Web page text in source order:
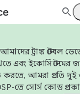
ট্রাঙ্ক স্টেবল
এবং ইকোসিস্টেমের
করতে, আমরা প্রতি দুই
তে সোর্স কোড